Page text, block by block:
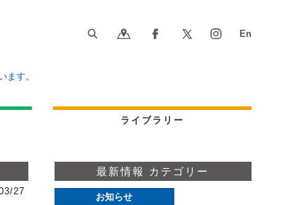
ます。
ライブラリー
27
最新情報 カテゴリー
お知らせ